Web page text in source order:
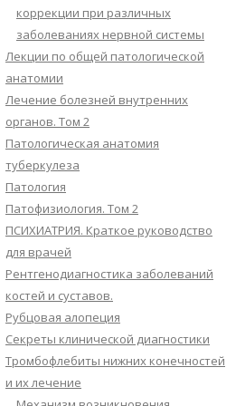
коррекции при различных
заболеваниях нервной системы
Лекции по общей патологической
анатомии
Лечение болезней внутренних
органов. Том 2
Патологическая анатомия
туберкулеза
Патология
Патофизиология. Том 2
ПСИХИАТРИЯ. Краткое руководство
для врачей
Рентгенодиагностика заболеваний
костей и суставов.
Рубцовая алопеция
Секреты клинической диагностики
Тромбофлебиты нижних конечностей
и их лечение